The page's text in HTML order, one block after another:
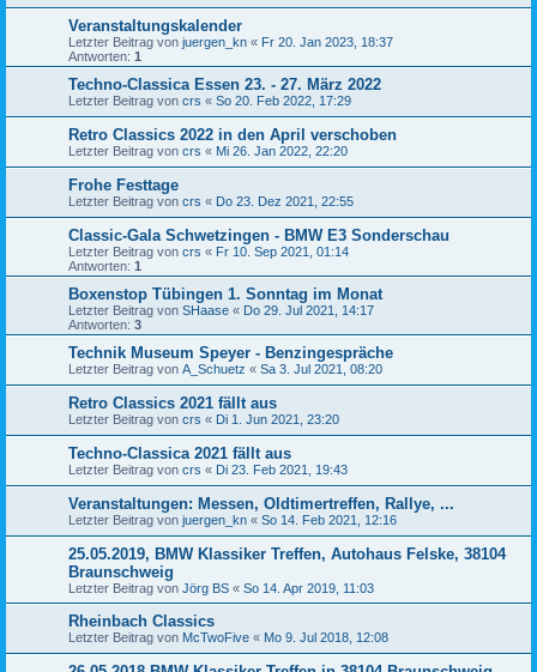
Veranstaltungskalender
Letzter Beitrag von juergen_kn « Fr 20. Jan 2023, 18:37
Antworten: 1
Techno-Classica Essen 23. - 27. März 2022
Letzter Beitrag von crs « So 20. Feb 2022, 17:29
Retro Classics 2022 in den April verschoben
Letzter Beitrag von crs « Mi 26. Jan 2022, 22:20
Frohe Festtage
Letzter Beitrag von crs « Do 23. Dez 2021, 22:55
Classic-Gala Schwetzingen - BMW E3 Sonderschau
Letzter Beitrag von crs « Fr 10. Sep 2021, 01:14
Antworten: 1
Boxenstop Tübingen 1. Sonntag im Monat
Letzter Beitrag von SHaase « Do 29. Jul 2021, 14:17
Antworten: 3
Technik Museum Speyer - Benzingespräche
Letzter Beitrag von A_Schuetz « Sa 3. Jul 2021, 08:20
Retro Classics 2021 fällt aus
Letzter Beitrag von crs « Di 1. Jun 2021, 23:20
Techno-Classica 2021 fällt aus
Letzter Beitrag von crs « Di 23. Feb 2021, 19:43
Veranstaltungen: Messen, Oldtimertreffen, Rallye, ...
Letzter Beitrag von juergen_kn « So 14. Feb 2021, 12:16
25.05.2019, BMW Klassiker Treffen, Autohaus Felske, 38104
Braunschweig
Letzter Beitrag von Jörg BS « So 14. Apr 2019, 11:03
Rheinbach Classics
Letzter Beitrag von McTwoFive « Mo 9. Jul 2018, 12:08